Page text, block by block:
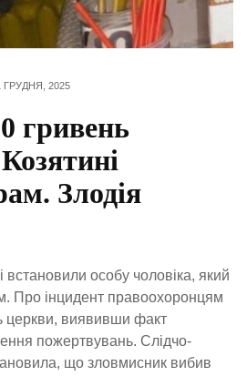
ГРУДНЯ, 2025
гривень
Злодія
встановили особу чоловіка, який
Про інцидент правоохоронцям
церкви, виявивши факт
пожертвувань. Слідчо-
що зловмисник вибив